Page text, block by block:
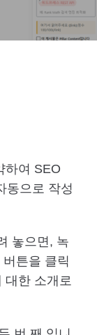
하여 SEO
동으로 작성
놓으면, 녹
튼을 클릭
대한 소개로